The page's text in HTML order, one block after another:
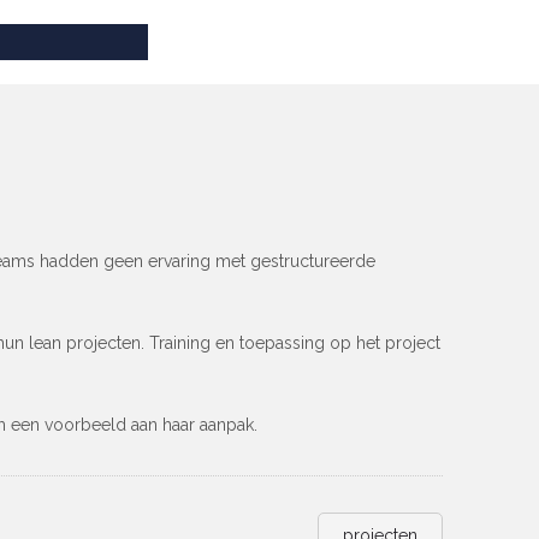
hadden geen ervaring met gestructureerde
lean projecten. Training en toepassing op het project
voorbeeld aan haar aanpak.